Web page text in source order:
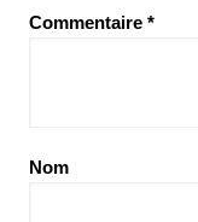
Commentaire *
Nom